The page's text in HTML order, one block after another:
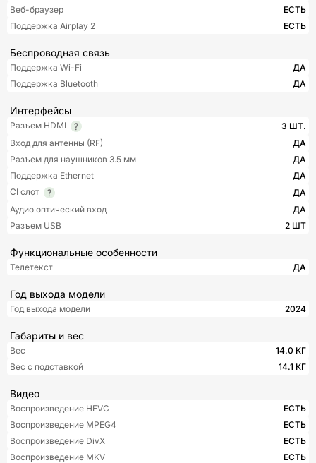
Веб-браузер
ЕСТЬ
Поддержка Airplay 2
ЕСТЬ
Беспроводная связь
Поддержка Wi-Fi
ДА
Поддержка Bluetooth
ДА
Интерфейсы
Разъем HDMI
3 ШТ.
Вход для антенны (RF)
ДА
Разъем для наушников 3.5 мм
ДА
Поддержка Ethernet
ДА
CI слот
ДА
Аудио оптический вход
ДА
Разъем USB
2 ШТ
Функциональные особенности
Телетекст ДА
Год выхода модели
Год выхода модели 2024
Габариты и вес
Вес
14.0 КГ
Вес с подставкой
14.1 КГ
Видео
Воспроизведение HEVC
ЕСТЬ
Воспроизведение MPEG4
ЕСТЬ
Воспроизведение DivX
ЕСТЬ
Воспроизведение MKV
ЕСТЬ